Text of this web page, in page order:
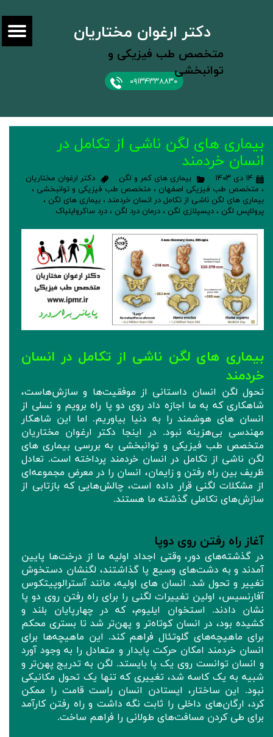
۰۹۱۳۴۳۳۸۸۳۰
دکتر ارغوان مختاریان
متخصص طب فیزیکی و
توانبخشی
بیماری های لگن ناشی از تکامل در
انسان خردمند
۱۴ دی ۱۴۰۳ بیماری های کمر و لگن
دکتر ارغوان مختاریان
، متخصص طب فیزیکی اصفهان ، متخصص طب فیزیکی و توانبخشی ،
بیماری های لگن ناشی از تکامل در انسان خردمند ، بیماری های لگن ،
پرولاپس لگن ، دیسپلازی لگن ، درمان درد لگن ، درد ساکروایلیاک
بیماری های لگن ناشی از تکامل در انسان
خردمند
تحول لگن انسان داستانی از موفقیت‌ها و سازش‌هاست،
شاهکاری که به ما اجازه داد روی دو پا راه برویم و نسلی از
انسان های هوشمند را به دنیا بیاوریم. اما این شاهکار
مهندسی بی‌هزینه نبود. در اینجا دکتر ارغوان مختاریان
متخصص طب فیزیکی و توانبخشی به بررسی بیماری های
لگن ناشی از تکامل در انسان خردمند پرداخته است. تعادل
ظریف بین راه رفتن و زایمان، انسان را در معرض مجموعه‌ای
از مشکلات لگنی قرار داده است، چالش‌هایی که بازتابی از
سازش‌های تکاملی گذشته ما هستند.
آغاز راه رفتن روی دوپا
در گذشته‌های دور، وقتی اجداد اولیه ما از درخت‌ها پایین
آمدند و به دشت‌های وسیع پا گذاشتند، لگنشان دستخوش
تغییر و تحول شد. انسان های اولیه، مانند آسترالوپیتکوس
آفارنسیس، اولین تغییرات لگنی را برای راه رفتن روی دو پا
نشان دادند. استخوان ایلیوم، که در چهارپایان بلند و
کشیده بود، در انسان کوتاه‌تر و پهن‌تر شد تا بستری محکم
برای ماهیچه‌های گلوتئال فراهم کند. این ماهیچه‌ها برای
انسان خردمند امکان حرکت پایدار و متعادل را به وجود آورد
و انسان توانست روی یک پا بایستد. لگن به تدریج پهن‌تر و
شبیه به یک کاسه شد، تغییری که تنها یک تحول مکانیکی
نبود. این ساختار، ایستادن انسان راست قامت را ممکن
کرد، ارگان‌های داخلی را ثابت نگه داشت و راه رفتن کارآمد
برای طی کردن مسافت‌های طولانی را فراهم ساخت.